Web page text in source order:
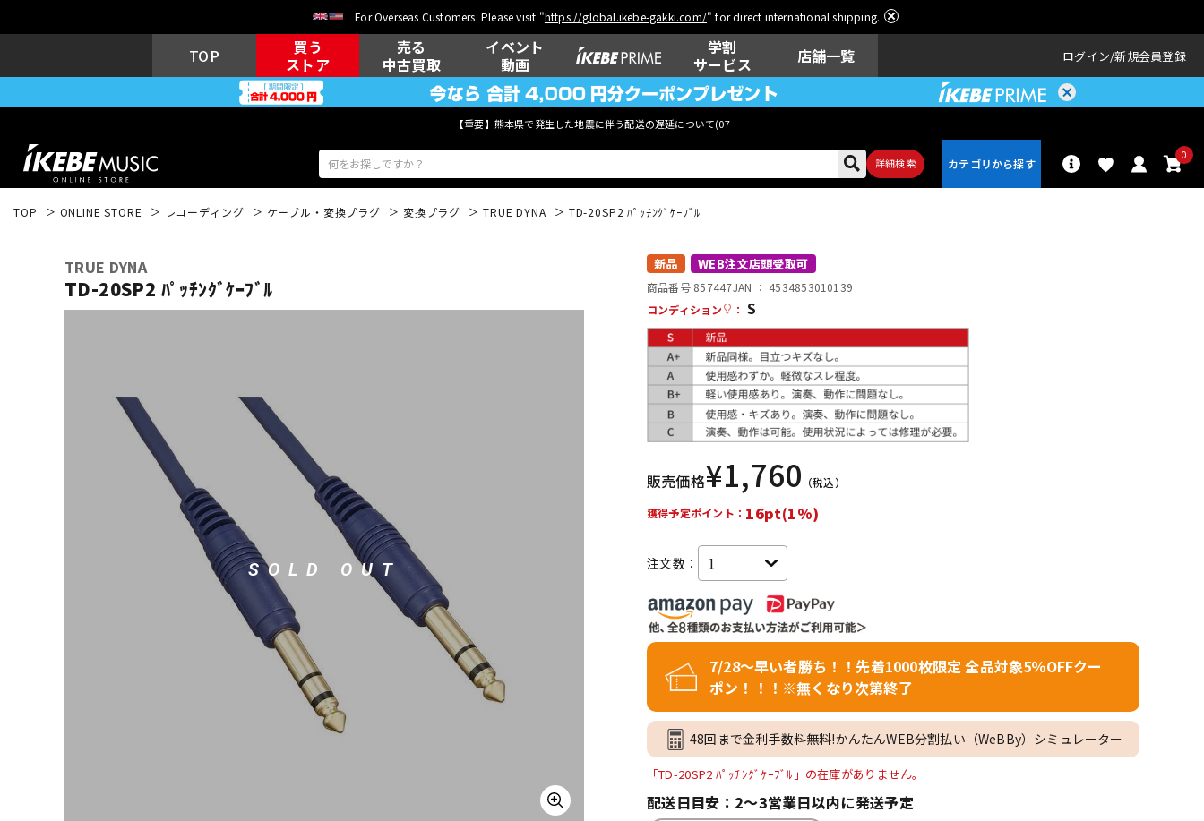
For Overseas Customers: Please visit "https://global.ikebe-gakki.com/" for direct international shipping.
TOP
買う
ストア
売る
中古買取
イベント
動画
学割
サービス
店舗一覧 ログイン 新規会員登録
【重要】熊本県で発生した地震に伴う配送の遅延について(07月29日
詳細検索
0
ウクレレ
その他楽器
DJ機器 レコーディン
グ機器
配信/ライブ
機器
ヴィンテージ
TOP ONLINE STORE レコーディング ケーブル・変換プラグ 変換プラグ TRUE DYNA TD-20SP2 ﾊﾟｯﾁﾝｸﾞｹｰﾌﾞﾙ
TRUE DYNA
TD-20SP2 ﾊﾟｯﾁﾝｸﾞｹｰﾌﾞﾙ
SOLD OUT
新品 WEB注文店頭受取可
商品番号 857447JAN ： 4534853010139
コンディション
： S
販売価格¥1,760 （税込）
獲得予定ポイント： 16pt(1%)
注文数：
7/28～早い者勝ち！！先着1000枚限定 全品対象5％OFFクー
ポン！！！※無くなり次第終了
48回まで金利手数料無料!かんたんWEB分割払い（WeBBy）シミュレーター
「TD-20SP2 ﾊﾟｯﾁﾝｸﾞｹｰﾌﾞﾙ」の在庫がありません。
配送日目安：2～3営業日以内に発送予定